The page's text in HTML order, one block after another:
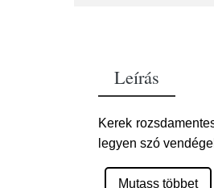
Leírás
Kerek
legyen szó
Mutass többet